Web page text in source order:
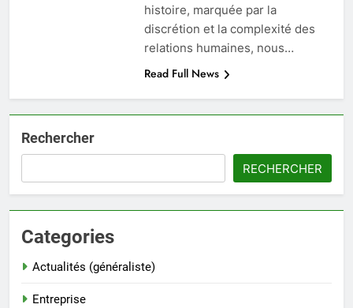
histoire, marquée par la
discrétion et la complexité des
relations humaines, nous…
Read Full News
Rechercher
RECHERCHER
Categories
Actualités (généraliste)
Entreprise